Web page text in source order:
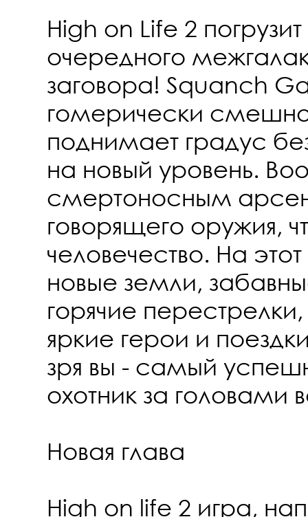
High on Life 2
очередного
заговора! Squanch
гомерически
поднимает градус
на новый уровень.
смертоносным
говорящего оружия,
человечество. На
новые земли,
горячие
яркие герои и
зря вы - самый
охотник за головами
Новая глава
High on life 2 игра,